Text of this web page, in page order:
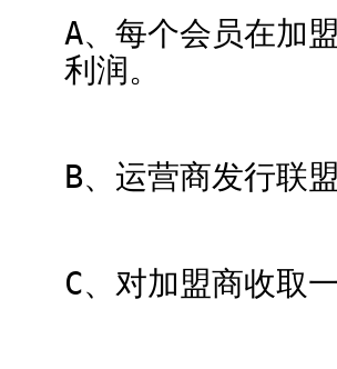
A、每个会员在加
利润。
B、运营商发行联
C、对加盟商收取